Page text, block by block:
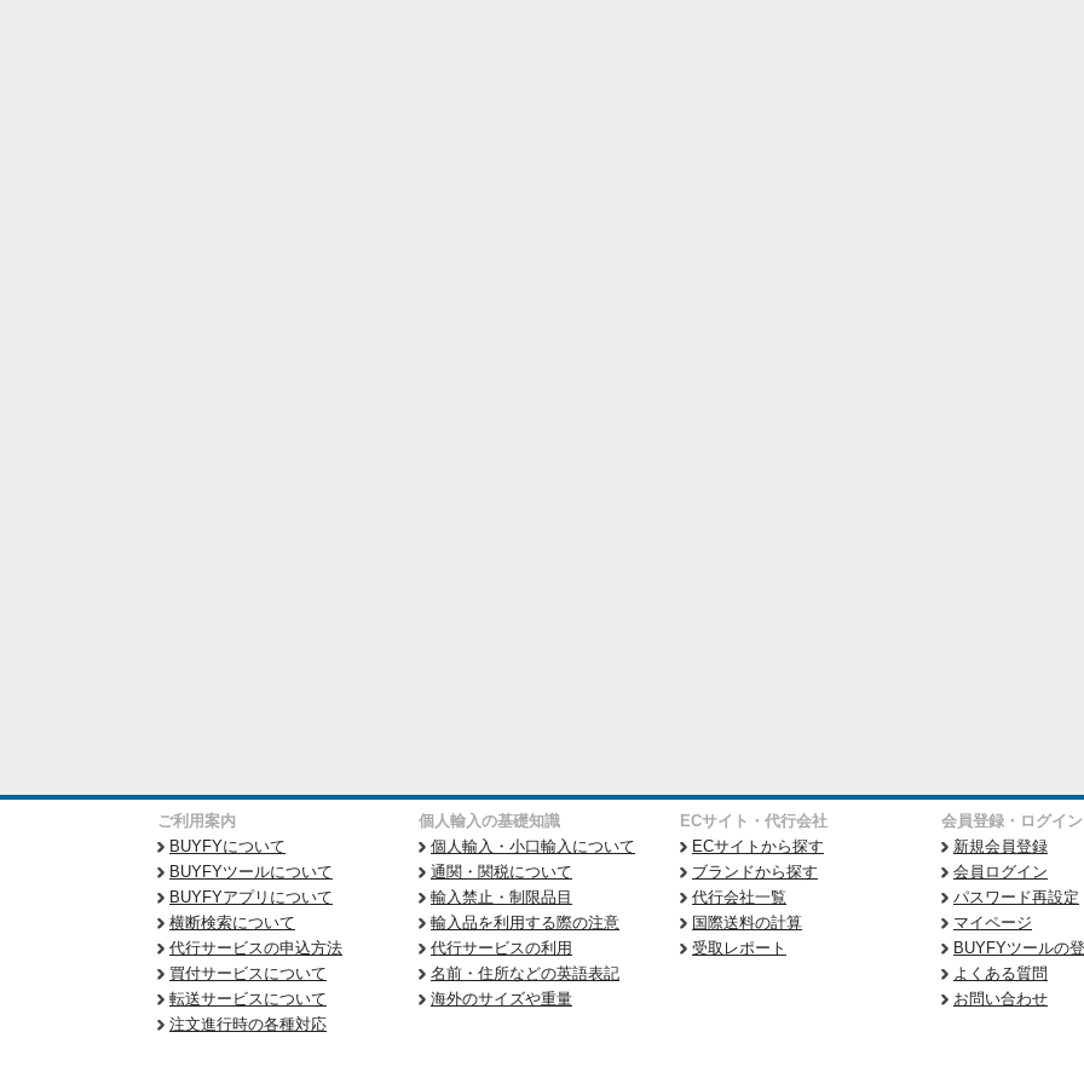
ご利用案内
BUYFYについて
BUYFYツールについて
BUYFYアプリについて
横断検索について
代行サービスの申込方法
買付サービスについて
転送サービスについて
注文進行時の各種対応
個人輸入の基礎知識
個人輸入・小口輸入について
通関・関税について
輸入禁止・制限品目
輸入品を利用する際の注意
代行サービスの利用
名前・住所などの英語表記
海外のサイズや重量
ECサイト・代行会社
ECサイトから探す
ブランドから探す
代行会社一覧
国際送料の計算
受取レポート
会員登録・ログイン
新規会員登録
会員ログイン
パスワード再設定
マイページ
BUYFYツールの
よくある質問
お問い合わせ